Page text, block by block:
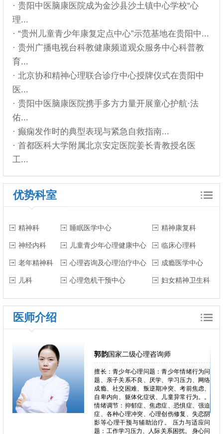
· 贵阳中医脑康医院成为金沙县沙土镇中心学校“心
理...
· “贵州儿童青少年康复定点中心”示范基地在贵阳中...
· 贵州广播电视台科教健康频道观众服务中心科普教
育...
· 北京协和精神心理联合诊疗中心授牌仪式在贵阳中
医...
· 贵阳中医脑康医院携手多方力量开展童心护航·法
佑...
· 癫痫发作时的典型表现与紧急自救指南...
· 首都医科大学附属北京安定医院姜长青教授名医
工...
优势科室
精神科 睡眠医学中心 精神康复科
神经内科 儿童青少年心理健康中心 临床心理科
老年精神科 心理咨询及心理治疗中心 成瘾医学中心
儿科 心理危机干预中心 妇女精神卫生科
医师介绍
恋阴
王强心理学博士
擅长：儿童青少年发展：早期发展评估、气
质特征分析、行为问题（如焦虑、抑郁、攻
击性行为、适应困难）、学习与学校适应问
题 情绪与行为问题：应激障碍、适应障碍、
社交退缩/障碍、儿童内外化问题 家庭与亲
子关系：父母教养效能提升（包括母亲敏感
性与严厉管教干预）、亲子互动优化、依恋
关系评估与干预、家庭功能评估与VIPP-SD